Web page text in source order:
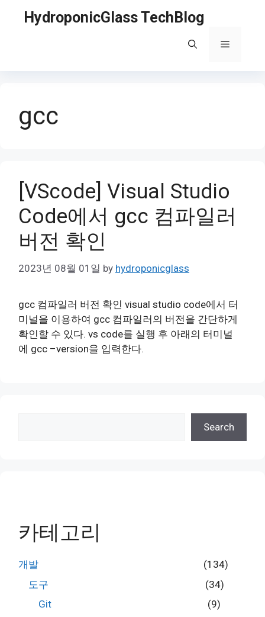
HydroponicGlass TechBlog
Menu
gcc
[VScode] Visual Studio
Code에서 gcc 컴파일러
버전 확인
2023년 08월 01일 by hydroponicglass
gcc 컴파일러 버전 확인 visual studio code에서 터
미널을 이용하여 gcc 컴파일러의 버전을 간단하게
확인할 수 있다. vs code를 실행 후 아래의 터미널
에 gcc –version을 입력한다.
Search
카테고리
개발
(134)
도구
(34)
Git
(9)